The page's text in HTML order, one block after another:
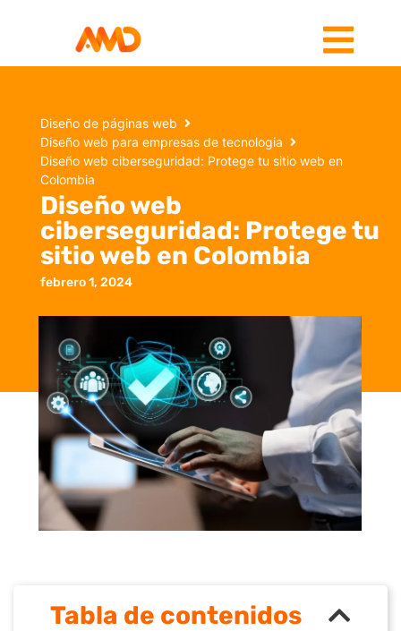
Diseño de páginas web
Diseño web para empresas de tecnologia
Diseño web ciberseguridad: Protege tu sitio web en
Colombia
Diseño web
ciberseguridad: Protege tu
sitio web en Colombia
febrero 1, 2024
Tabla de contenidos